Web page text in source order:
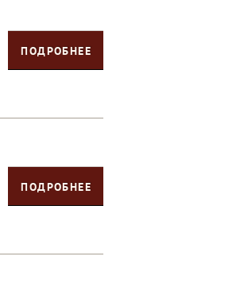
ПОДРОБНЕЕ
ПОДРОБНЕЕ